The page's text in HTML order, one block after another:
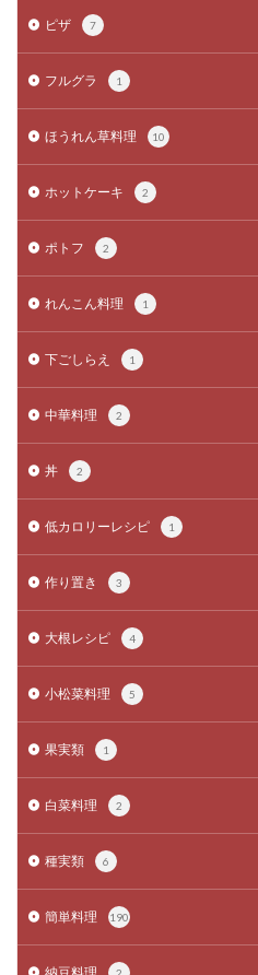
ピザ 7
フルグラ 1
ほうれん草料理 10
ホットケーキ 2
ポトフ 2
れんこん料理 1
下ごしらえ 1
中華料理 2
丼 2
低カロリーレシピ 1
作り置き 3
大根レシピ 4
小松菜料理 5
果実類 1
白菜料理 2
種実類 6
簡単料理 190